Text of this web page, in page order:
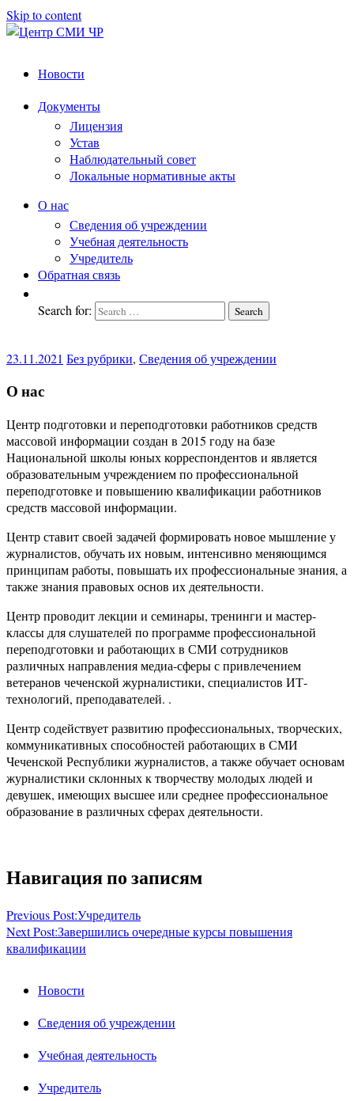
Skip to content
СМИ
работников
Новости
Документы
Лицензия
Устав
Наблюдательный совет
Локальные нормативные акты
О нас
Сведения об учреждении
Учебная деятельность
Учредитель
Обратная связь
Search for: Search
23.11.2021 Без рубрики, Сведения об учреждении
О нас
Центр подготовки и переподготовки работников средств
массовой информации создан в 2015 году на базе
Национальной школы юных корреспондентов и является
образовательным учреждением по профессиональной
переподготовке и повышению квалификации работников
средств массовой информации.
Центр ставит своей задачей формировать новое мышление у
журналистов, обучать их новым, интенсивно меняющимся
принципам работы, повышать их профессиональные знания, а
также знания правовых основ их деятельности.
Центр проводит лекции и семинары, тренинги и мастер-
классы для слушателей по программе профессиональной
переподготовки и работающих в СМИ сотрудников
различных направления медиа-сферы с привлечением
ветеранов чеченской журналистики, специалистов ИТ-
технологий, преподавателей. .
Центр содействует развитию профессиональных, творческих,
коммуникативных способностей работающих в СМИ
Чеченской Республики журналистов, а также обучает основам
журналистики склонных к творчеству молодых людей и
девушек, имеющих высшее или среднее профессиональное
образование в различных сферах деятельности.
Навигация по записям
Previous Post:Учредитель
Next Post:Завершились очередные курсы повышения
квалификации
Новости
Сведения об учреждении
Учебная деятельность
Учредитель